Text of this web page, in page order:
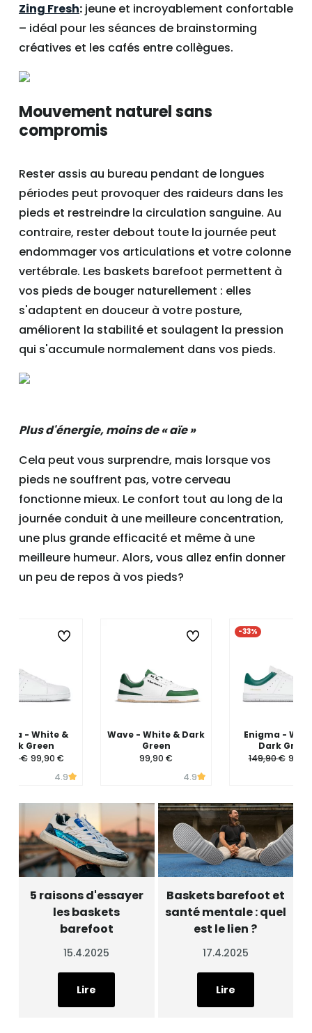
Zing Fresh: jeune et incroyablement confortable
– idéal pour les séances de brainstorming
créatives et les cafés entre collègues.
Mouvement naturel sans
compromis
Rester assis au bureau pendant de longues
périodes peut provoquer des raideurs dans les
pieds et restreindre la circulation sanguine. Au
contraire, rester debout toute la journée peut
endommager vos articulations et votre colonne
vertébrale. Les baskets barefoot permettent à
vos pieds de bouger naturellement : elles
s'adaptent en douceur à votre posture,
améliorent la stabilité et soulagent la pression
qui s'accumule normalement dans vos pieds.
Plus d'énergie, moins de « aïe »
Cela peut vous surprendre, mais lorsque vos
pieds ne souffrent pas, votre cerveau
fonctionne mieux. Le confort tout au long de la
journée conduit à une meilleure concentration,
une plus grande efficacité et même à une
meilleure humeur. Alors, vous allez enfin donner
un peu de repos à vos pieds?
- White &
Dark Green
€ 99,90 €
4.9
Wave - White & Dark
Green
99,90 €
4.9
-33%
Enigma -
Dark Green
149,90 €
Baskets barefoot et
santé mentale : quel
est le lien ?
17.4.2025
Lire
5 raisons d'essayer
les baskets
barefoot
15.4.2025
Lire